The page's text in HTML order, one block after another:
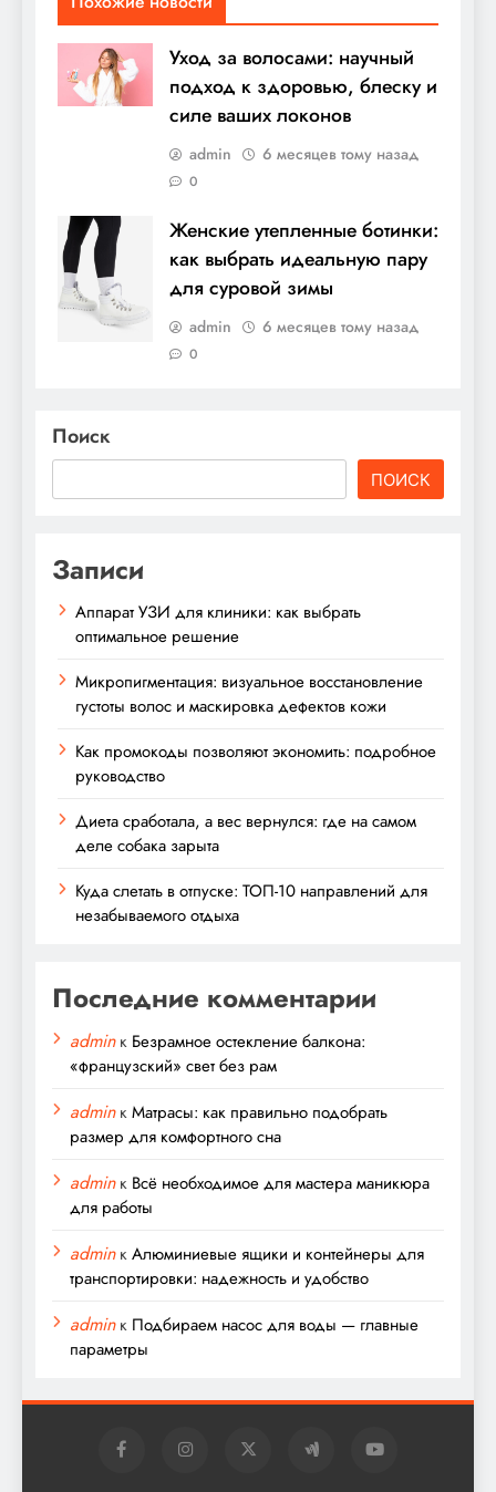
Уход за волосами: научный
подход к здоровью, блеску и
силе ваших локонов
admin 6 месяцев тому назад
0
Женские утепленные ботинки:
как выбрать идеальную пару
для суровой зимы
admin 6 месяцев тому назад
0
Поиск
ПОИСК
Записи
Аппарат УЗИ для клиники: как выбрать
оптимальное решение
Микропигментация: визуальное восстановление
густоты волос и маскировка дефектов кожи
Как промокоды позволяют экономить: подробное
руководство
Диета сработала, а вес вернулся: где на самом
деле собака зарыта
Куда слетать в отпуске: ТОП-10 направлений для
незабываемого отдыха
Последние комментарии
adminк Безрамное остекление балкона:
«французский» свет без рам
adminкМатрасы: как правильно подобрать
размер для комфортного сна
adminк Всё необходимое для мастера маникюра
для работы
adminкАлюминиевые ящики и контейнеры для
транспортировки: надежность и удобство
adminк Подбираем насос для воды — главные
параметры